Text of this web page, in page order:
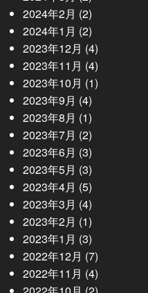
2024年2月 (2)
2024年1月 (2)
2023年12月 (4)
2023年11月 (4)
2023年10月 (1)
2023年9月 (4)
2023年8月 (1)
2023年7月 (2)
2023年6月 (3)
2023年5月 (3)
2023年4月 (5)
2023年3月 (4)
2023年2月 (1)
2023年1月 (3)
2022年12月 (7)
2022年11月 (4)